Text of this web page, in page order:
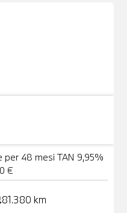
per 48 mesi TAN 9,95%
€
81.380 km